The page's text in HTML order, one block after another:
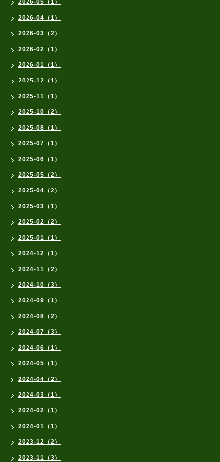
2026-05（1）
2026-04（1）
2026-03（2）
2026-02（1）
2026-01（1）
2025-12（1）
2025-11（1）
2025-10（2）
2025-08（1）
2025-07（1）
2025-06（1）
2025-05（2）
2025-04（2）
2025-03（1）
2025-02（2）
2025-01（1）
2024-12（1）
2024-11（2）
2024-10（3）
2024-09（1）
2024-08（2）
2024-07（3）
2024-06（1）
2024-05（1）
2024-04（2）
2024-03（1）
2024-02（1）
2024-01（1）
2023-12（2）
2023-11（3）